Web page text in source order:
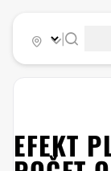
EFEKT